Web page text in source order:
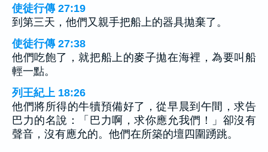
使徒行傳 27:19
到第三天，他們又親手把船上的器具拋棄了。
使徒行傳 27:38
他們吃飽了，就把船上的麥子拋在海裡，為要叫船
輕一點。
列王紀上 18:26
他們將所得的牛犢預備好了，從早晨到午間，求告
巴力的名說：「巴力啊，求你應允我們！」卻沒有
聲音，沒有應允的。他們在所築的壇四圍踴跳。